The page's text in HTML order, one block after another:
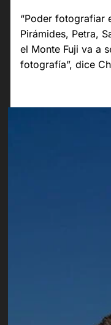
“Poder fotografiar
Pirámides, Petra,
el Monte Fuji va a
fotografía”, dice